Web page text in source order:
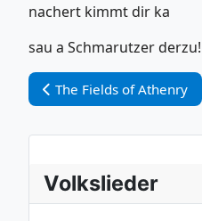
nachert kimmt dir ka
sau a Schmarutzer
Vorheriger Beitrag: The
The Fields of Athenry
Volkslieder